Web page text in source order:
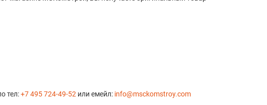
тел:+7 495 724-49-52 или емейл: info@msckomstroy.com